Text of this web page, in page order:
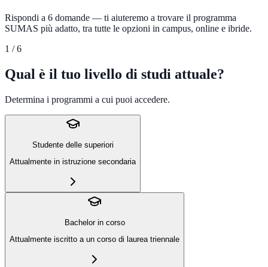
Rispondi a 6 domande — ti aiuteremo a trovare il programma
SUMAS più adatto, tra tutte le opzioni in campus, online e ibride.
1 /6
Qual è il tuo livello di studi attuale?
Determina i programmi a cui puoi accedere.
Studente delle superiori
Attualmente in istruzione secondaria
Bachelor in corso
Attualmente iscritto a un corso di laurea triennale